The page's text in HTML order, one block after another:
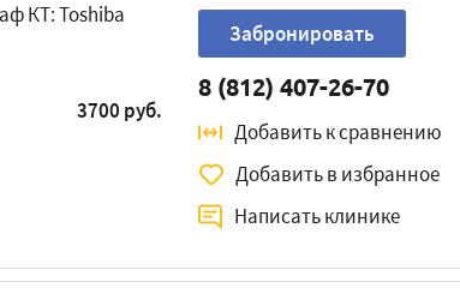
КТ: Toshiba
3700 руб.
Забронировать
8 (812) 407-26-70
Добавить к сравнению
Добавить в избранное
Написать клинике